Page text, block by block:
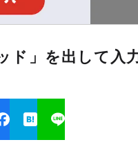
」を出して入